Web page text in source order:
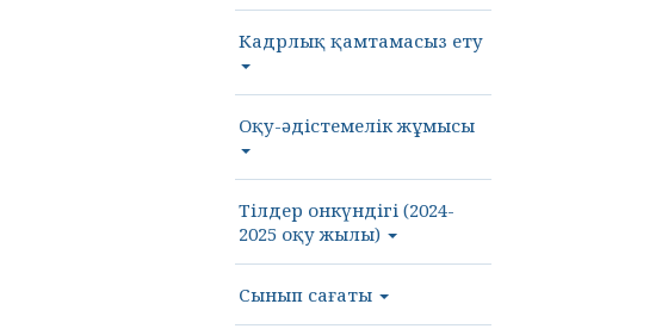
Кадрлық қамтамасыз ету
Оқу-әдістемелік жұмысы
Тілдер онкүндігі (2024-
2025 оқу жылы)
Сынып сағаты